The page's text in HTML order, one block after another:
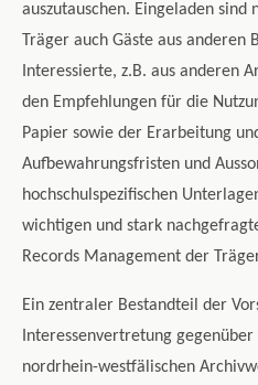
auszutauschen. Eingeladen sind
Träger auch Gäste aus
Interessierte, z.B. aus anderen
den Empfehlungen für die
Papier sowie der Erarbeitung
Aufbewahrungsfristen und
hochschulspezifischen
wichtigen und stark
Records Management der
Ein zentraler Bestandteil der
Interessenvertretung
nordrhein-westfälischen